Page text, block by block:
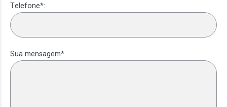
Telefone*:
Sua mensagem*